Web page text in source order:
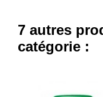
7 autres
catégorie :